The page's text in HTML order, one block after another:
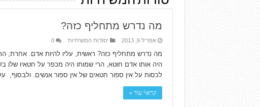
מה נדרש מתחליף כזה?
אפריל 9, 2013 יסודות המשיחיות 0
מה נדרש מתחליף כזה? ראשית, עליו להיות אדם. אחרת,
היה אותו אדם חוטא, הרי שמותו היה מכפר על חטאיו שלו
לכסות על אין ספור חטאים של אין ספור אנשים. ולבסוף,
קרא\י עוד »